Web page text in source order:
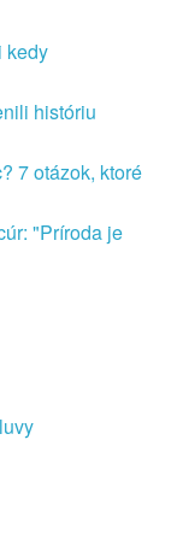
kedy
históriu
7 otázok, ktoré
"Príroda je